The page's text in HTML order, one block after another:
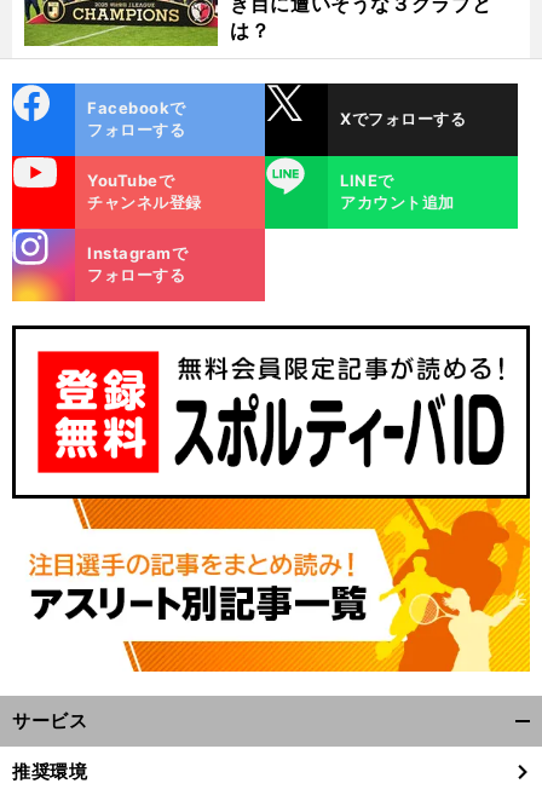
は？
ok
Facebookで
フォローする
Xでフォローする
YouTubeで
チャンネル登録
LINE
LINEで
アカウント追加
m
Instagramで
フォローする
サービス
閉
推奨環境